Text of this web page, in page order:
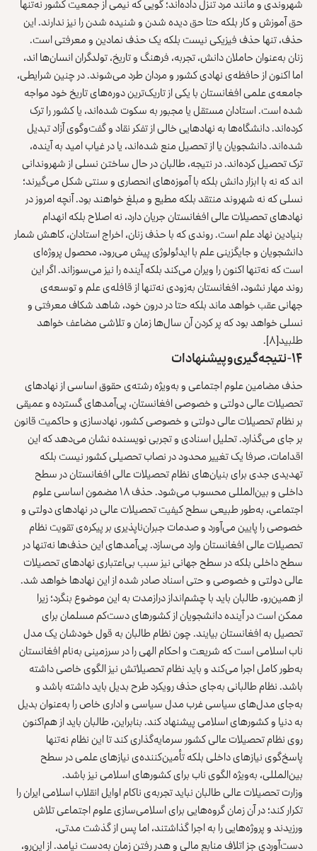
شهروندی و مانند مرد تنزل داده‌اند؛ گویی که نیمی از جمعیت کشور نه‌تنها
حق آموزش و کار بلکه حتا حق دیده ‌شدن و شنیده‌ شدن را نیز ندارند. این
حذف، تنها حذف فیزیکی نیست بلکه یک حذف نمادین و معرفتی است.
زنان به‌‌عنوان حاملان دانش، تجربه، فرهنگ و تاریخ، تولدگران انسان‌ها اند،
اما اکنون از حافظه‌ی نهادی کشور و مردان طرد می‌شوند. در چنین شرایطی،
جامعه‌ی علمی افغانستان با یکی از تاریک‌ترین دوره‌های تاریخ خود مواجه
شده است. استادان مستقل یا مجبور به سکوت شده‌اند، یا کشور را ترک
کرده‌اند. دانشگاه‌ها به نهادهایی خالی از تفکر نقاد و گفت‌وگوی آزاد تبدیل
شده‌اند. دانشجویان یا از تحصیل منع شده‌اند، یا در غیاب امید به آینده،
ترک تحصیل کرده‌‌اند. در نتیجه، طالبان در حال ساختن نسلی از شهروندانی
‌اند که نه با ابزار دانش بلکه با آموزه‌های انحصاری و سنتی شکل می‌گیرند؛
نسلی که نه شهروند منتقد بلکه مطیع و مبلغ خواهند بود. آنچه امروز در
نهادهای تحصیلات عالی افغانستان جریان دارد، نه اصلاح بلکه انهدام
بنیادین نهاد علم است. روندی که با حذف زنان، اخراج استادان، کاهش شمار
دانشجویان و جایگزینی علم با ایدئولوژی پیش می‌رود، محصول پروژه‌ای
است که نه‌تنها اکنون را ویران می‌کند بلکه آینده را نیز می‌سوزاند. اگر این
روند مهار نشود، افغانستان به‌زودی نه‌تنها از قافله‌ی علم و توسعه‌ی
جهانی عقب خواهد ماند بلکه حتا در درون خود، شاهد شکاف معرفتی و
نسلی خواهد بود که پر کردن آن سال‌ها زمان و تلاشی مضاعف خواهد
طلبید[۸] .
۱۴- نتیجه‌گیری و پیشنهادات
حذف مضامین علوم اجتماعی و به‌ویژه رشته‌ی حقوق اساسی از نهادهای
تحصیلات عالی دولتی و خصوصی افغانستان، پی‌آمدهای گسترده و عمیقی
بر نظام تحصیلات عالی دولتی و خصوصی کشور، نهادسازی و حاکمیت قانون
بر جای می‌گذارد. تحلیل اسنادی و تجربی نویسنده نشان می‌دهد که این
اقدامات، صرفا یک تغییر محدود در نصاب تحصیلی کشور نیست بلکه
تهدیدی جدی برای بنیان‌های نظام تحصیلات عالی افغانستان در سطح
داخلی و بین‌المللی محسوب می‌شود. حذف ۱۸ مضمون اساسی علوم
اجتماعی، به‌طور طبیعی سطح کیفیت تحصیلات عالی در نهادهای دولتی و
خصوصی را پایین می‌آورد و صدمات جبران‌ناپذیری بر پیکره‌ی تقویت نظام
تحصیلات عالی افغانستان وارد می‌سازد. پی‌آمدهای این حذف‌ها نه‌تنها در
سطح داخلی بلکه در سطح جهانی نیز سبب بی‌اعتباری نهادهای تحصیلات
عالی دولتی و خصوصی و حتی اسناد صادر شده از این نهادها خواهد شد.
از همین‌رو، طالبان باید با چشم‌انداز درازمدت به این موضوع بنگرد؛ زیرا
ممکن است در آینده دانشجویان از کشورهای دست‌کم مسلمان برای
تحصیل به افغانستان بیایند. چون نظام طالبان به قول خودشان یک مدل
ناب اسلامی است که شریعت و احکام الهی را در سرزمینی به‌نام افغانستان
به‌طور کامل اجرا می‌کند و باید نظام تحصیلاتش نیز الگوی خاصی داشته
باشد. نظام طالبانی به‌جای حذف رویکرد طرح بدیل باید داشته باشد و
به‌جای مدل‌های سیاسی غرب مدل سیاسی و اداری خاص را به‌عنوان بدیل
به دنیا و کشورهای اسلامی پیشنهاد کند. بنابراین، طالبان باید از هم‌اکنون
روی نظام تحصیلات عالی کشور سرمایه‌گذاری کند تا این نظام نه‌تنها
پاسخ‌گوی نیازهای داخلی بلکه تأمین‌کننده‌ی نیازهای علمی در سطح
بین‌المللی، به‌ویژه الگوی ناب برای کشورهای اسلامی نیز باشد.
وزارت تحصیلات عالی طالبان نباید تجربه‌ی ناکام اوایل انقلاب اسلامی ایران را
تکرار کند؛ در آن زمان گروه‌هایی برای اسلامی‌سازی علوم اجتماعی تلاش
ورزیدند و پروژه‌هایی را به اجرا گذاشتند، اما پس از گذشت مدتی،
دست‌آوردی جز اتلاف منابع مالی و هدر رفتن زمان به‌دست نیامد. از این‌رو،